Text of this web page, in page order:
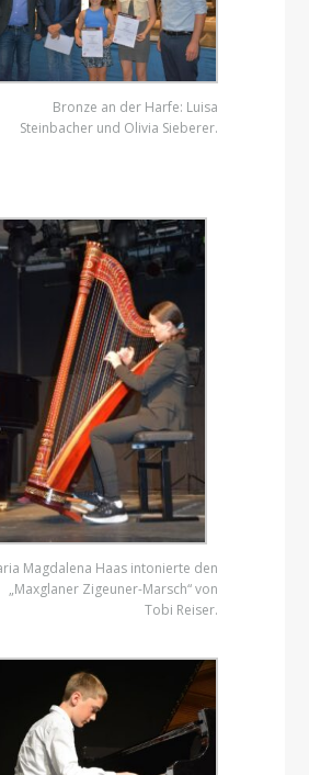
Bronze an der Harfe: Luisa
Steinbacher und Olivia Sieberer.
Magdalena Haas intonierte den
„Maxglaner Zigeuner-Marsch“ von
Tobi Reiser.